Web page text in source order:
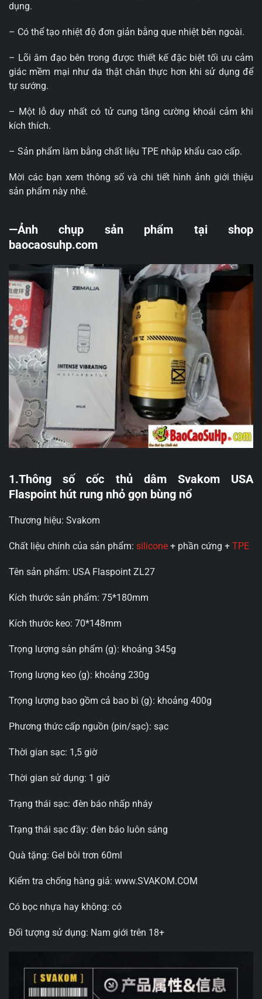
dụng.
– Có thể tạo nhiệt độ đơn giản bằng que nhiệt bên ngoài.
– Lõi âm đạo bên trong được thiết kế đặc biệt tối ưu cảm
giác mềm mại như da thật chân thực hơn khi sử dụng để
tự sướng.
– Một lỗ duy nhất có tử cung tăng cường khoái cảm khi
kích thích.
– Sản phẩm làm bằng chất liệu TPE nhập khẩu cao cấp.
Mời các bạn xem thông số và chi tiết hình ảnh giới thiệu
sản phẩm này nhé.
—Ảnh chụp sản phẩm tại shop
baocaosuhp.com
1.Thông số cốc thủ dâm Svakom USA
Flaspoint hút rung nhỏ gọn bùng nổ
Thương hiệu: Svakom
Chất liệu chính của sản phẩm: silicone + phần cứng + TPE
Tên sản phẩm: USA Flaspoint ZL27
Kích thước sản phẩm: 75*180mm
Kích thước keo: 70*148mm
Trọng lượng sản phẩm (g): khoảng 345g
Trọng lượng keo (g): khoảng 230g
Trọng lượng bao gồm cả bao bì (g): khoảng 400g
Phương thức cấp nguồn (pin/sạc): sạc
Thời gian sạc: 1,5 giờ
Thời gian sử dụng: 1 giờ
Trạng thái sạc: đèn báo nhấp nháy
Trạng thái sạc đầy: đèn báo luôn sáng
Quà tặng: Gel bôi trơn 60ml
Kiểm tra chống hàng giả: www.SVAKOM.COM
Có bọc nhựa hay không: có
Đối tượng sử dụng: Nam giới trên 18+